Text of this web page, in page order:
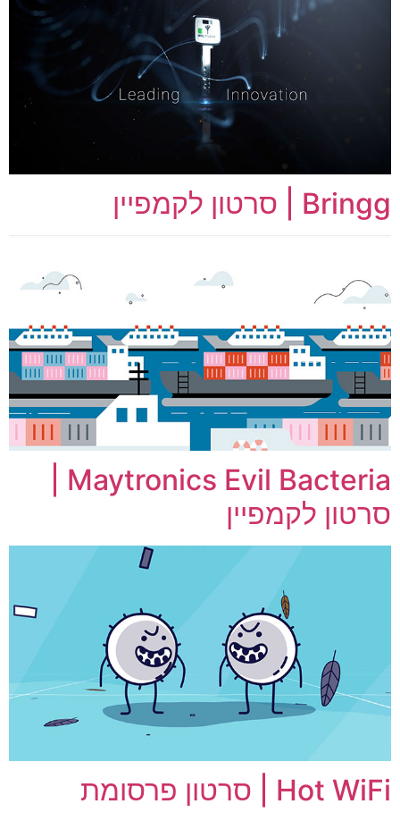
Bringg | סרטון לקמפיין
סרטון לקמפיין
Hot WiFi | סרטון פרסומת